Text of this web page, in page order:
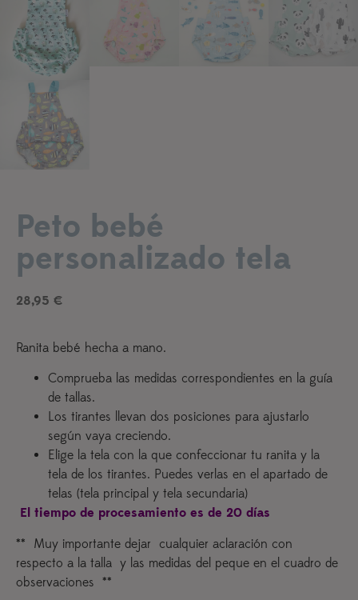
Peto bebé
personalizado tela
28,95 €
Ranita bebé hecha a mano.
Comprueba las medidas correspondientes en la guía
de tallas.
Los tirantes llevan dos posiciones para ajustarlo
según vaya creciendo.
Elige la tela con la que confeccionar tu ranita y la
tela de los tirantes. Puedes verlas en el apartado de
telas (tela principal y tela secundaria)
El tiempo de procesamiento es de 20 días
** Muy importante dejar cualquier aclaración con
respecto a la talla y las medidas del peque en el cuadro de
observaciones **